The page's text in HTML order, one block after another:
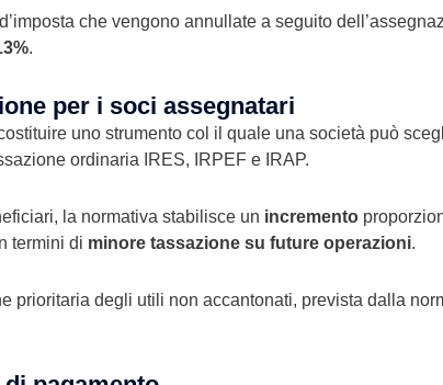
che vengono annullate a seguito
.
per i soci assegnatari
uno strumento col il quale una società può
ordinaria IRES, IRPEF e IRAP.
la normativa stabilisce un incremento
termini di minore tassazione su future operazioni.
prioritaria degli utili non accantonati, prevista dalla